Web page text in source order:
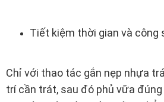
Tiết kiệm thời gian và công
Chỉ với thao tác gắn nẹp nhựa
trí cần trát, sau đó phủ vữa